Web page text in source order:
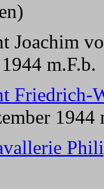
Joachim
m.F.b.
Friedrich-
1944